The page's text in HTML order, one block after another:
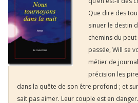
Que dire des
sinuer le destin
chemins du
passée, Will se
métier de
précision les
dans la quête de son être profond ; et
sait pas aimer. Leur couple est en danger.